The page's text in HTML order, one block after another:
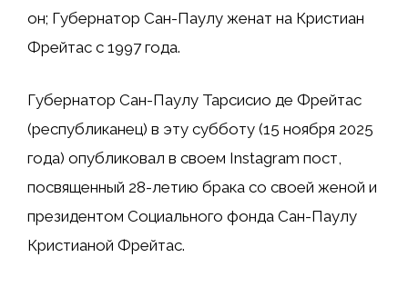
он; Губернатор Сан-Паулу женат на Кристиан
Фрейтас с 1997 года.
Губернатор Сан-Паулу Тарсисио де Фрейтас
(республиканец) в эту субботу (15 ноября 2025
года) опубликовал в своем Instagram пост,
посвященный 28-летию брака со своей женой и
президентом Социального фонда Сан-Паулу
Кристианой Фрейтас.